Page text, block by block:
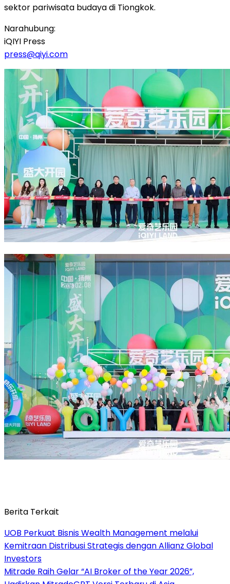
sektor pariwisata budaya di Tiongkok.
Narahubung:
iQIYI Press
press@qiyi.com
Berita Terkait
UOB Perkuat Bisnis Wealth Management melalui
Kemitraan Distribusi Strategis dengan Allianz Global
Investors
Mitrade Raih Gelar “AI Broker of the Year 2026”,